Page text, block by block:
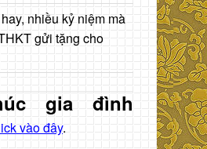
nhiều kỷ niệm mà
gửi tặng cho
gia đình
vào đây.